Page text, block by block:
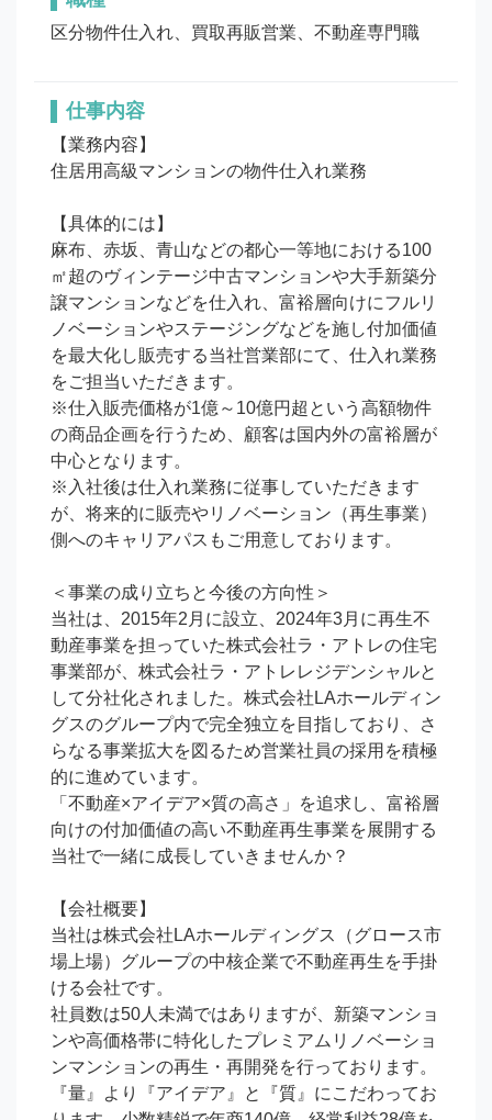
区分物件仕入れ、買取再販営業、不動産専門職
仕事内容
【業務内容】
住居用高級マンションの物件仕入れ業務
【具体的には】
麻布、赤坂、青山などの都心一等地における100
㎡超のヴィンテージ中古マンションや大手新築分
譲マンションなどを仕入れ、富裕層向けにフルリ
ノベーションやステージングなどを施し付加価値
を最大化し販売する当社営業部にて、仕入れ業務
をご担当いただきます。
※仕入販売価格が1億～10億円超という高額物件
の商品企画を行うため、顧客は国内外の富裕層が
中心となります。
※入社後は仕入れ業務に従事していただきます
が、将来的に販売やリノベーション（再生事業）
側へのキャリアパスもご用意しております。
＜事業の成り立ちと今後の方向性＞
当社は、2015年2月に設立、2024年3月に再生不
動産事業を担っていた株式会社ラ・アトレの住宅
事業部が、株式会社ラ・アトレレジデンシャルと
して分社化されました。株式会社LAホールディン
グスのグループ内で完全独立を目指しており、さ
らなる事業拡大を図るため営業社員の採用を積極
的に進めています。
「不動産×アイデア×質の高さ」を追求し、富裕層
向けの付加価値の高い不動産再生事業を展開する
当社で一緒に成長していきませんか？
【会社概要】
当社は株式会社LAホールディングス（グロース市
場上場）グループの中核企業で不動産再生を手掛
ける会社です。
社員数は50人未満ではありますが、新築マンショ
ンや高価格帯に特化したプレミアムリノベーショ
ンマンションの再生・再開発を行っております。
『量』より『アイデア』と『質』にこだわってお